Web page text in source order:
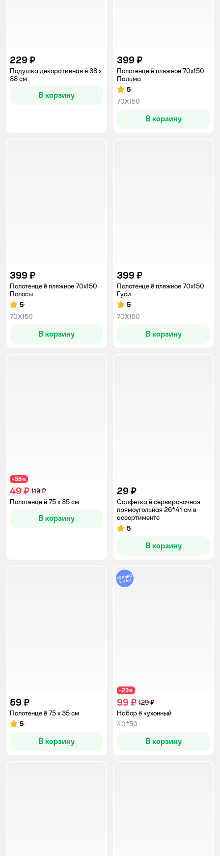
229 ₽
Подушка декоративная ё 38 x
38 см
В корзину
399 ₽
Полотенце ё пляжное 70х150
Пальма
Рейтинг:
5
70X150
В корзину
399 ₽
Полотенце ё пляжное 70х150
Полосы
Рейтинг:
5
70X150
В корзину
399 ₽
Полотенце ё пляжное 70х150
Гуси
Рейтинг:
5
70X150
В корзину
−58%
49 ₽ 119 ₽
Полотенце ё 75 x 35 см
В корзину
29 ₽
Салфетка ё сервировочная
прямоугольная 26*41 см в
ассортименте
Рейтинг:
5
В корзину
59 ₽
Полотенце ё 75 x 35 см
Рейтинг:
5
В корзину
−23%
99 ₽ 129 ₽
Набор ё кухонный
40*50
В корзину